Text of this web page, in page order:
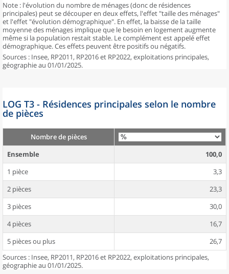
Note : l'évolution du nombre de ménages (donc de résidences
principales) peut se découper en deux effets, l'effet "taille des ménages"
et l'effet "évolution démographique". En effet, la baisse de la taille
moyenne des ménages implique que le besoin en logement augmente
même si la population restait stable. Le complément est appelé effet
démographique. Ces effets peuvent être positifs ou négatifs.
Sources : Insee, RP2011, RP2016 et RP2022, exploitations principales,
géographie au 01/01/2025.
LOG T3 - Résidences principales selon le nombre
de pièces
Nombre de pièces
Ensemble
100,0
1 pièce
3,3
2 pièces
23,3
3 pièces
30,0
4 pièces
16,7
5 pièces ou plus
26,7
Sources : Insee, RP2011, RP2016 et RP2022, exploitations principales,
géographie au 01/01/2025.